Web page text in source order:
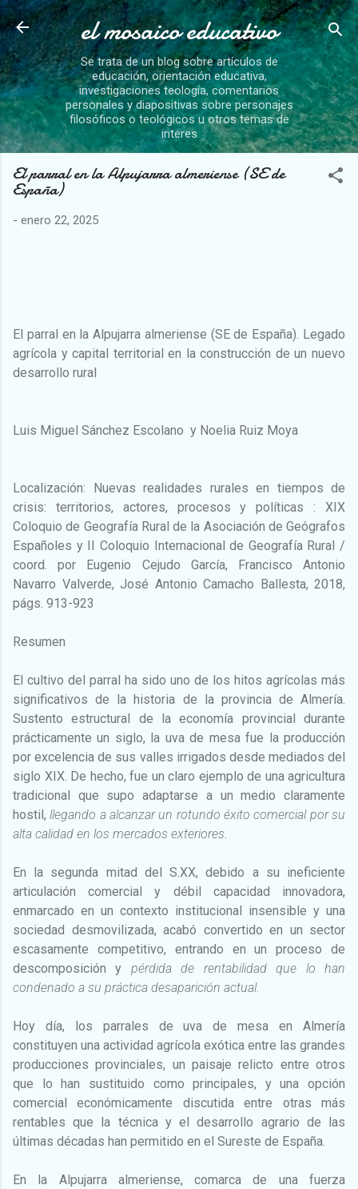
Ir al contenido principal
el mosaico educativo
Se trata de un blog sobre artículos de
educación, orientación educativa,
investigaciones teología, comentarios
personales y diapositivas sobre personajes
filosóficos o teológicos u otros temas de
interes
El parral en la Alpujarra almeriense (SE de
España)
- enero 22, 2025
El parral en la Alpujarra almeriense (SE de España). Legado
agrícola y capital territorial en la construcción de un nuevo
desarrollo rural
Luis Miguel Sánchez Escolano y Noelia Ruiz Moya
Localización: Nuevas realidades rurales en tiempos de
crisis: territorios, actores, procesos y políticas : XIX
Coloquio de Geografía Rural de la Asociación de Geógrafos
Españoles y II Coloquio Internacional de Geografía Rural /
coord. por Eugenio Cejudo García, Francisco Antonio
Navarro Valverde, José Antonio Camacho Ballesta, 2018,
págs. 913-923
Resumen
El cultivo del parral ha sido uno de los hitos agrícolas más
significativos de la historia de la provincia de Almería.
Sustento estructural de la economía provincial durante
prácticamente un siglo, la uva de mesa fue la producción
por excelencia de sus valles irrigados desde mediados del
siglo XIX. De hecho, fue un claro ejemplo de una agricultura
tradicional que supo adaptarse a un medio claramente
hostil,llegando a alcanzar un rotundo éxito comercial por su
alta calidad en los mercados exteriores
En la segunda mitad del S.XX, debido a su ineficiente
articulación comercial y débil capacidad innovadora,
enmarcado en un contexto institucional insensible y una
sociedad desmovilizada, acabó convertido en un sector
escasamente competitivo, entrando en un proceso de
descomposición y pérdida de rentabilidad que lo han
condenado a su práctica desaparición actual.
Hoy día, los parrales de uva de mesa en Almería
constituyen una actividad agrícola exótica entre las grandes
producciones provinciales, un paisaje relicto entre otros
que lo han sustituido como principales, y una opción
comercial económicamente discutida entre otras más
rentables que la técnica y el desarrollo agrario de las
últimas décadas han permitido en el Sureste de España.
En la Alpujarra almeriense, comarca de una fuerza